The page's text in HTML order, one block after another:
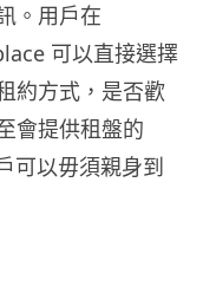
。用戶在
可以直接選擇
約方式，是否歡
會提供租盤的
可以毋須親身到